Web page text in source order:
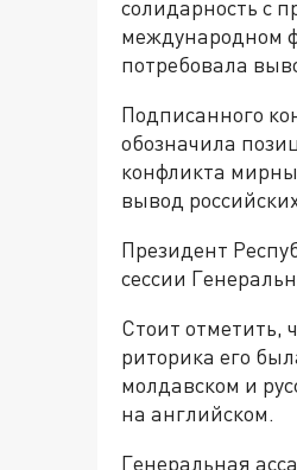
солидарность с
международном
потребовала
Подписанного
обозначила
конфликта
вывод
Президент
сессии
Стоит отметить,
риторика его
молдавском и
на английском.
Генеральная